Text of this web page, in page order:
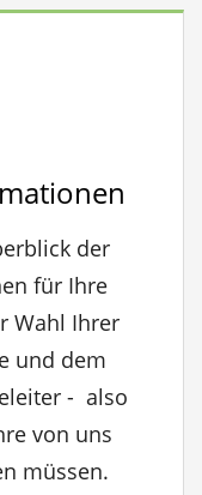
der
für Ihre
Wahl Ihrer
und dem
- also
von uns
müssen.